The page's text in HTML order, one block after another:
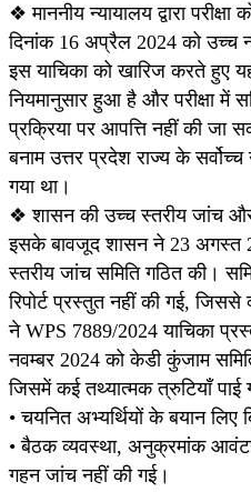
❖ माननीय न्यायालय द्वारा परीक्षा
दिनांक 16 अप्रैल 2024 को उच्च
इस याचिका को खारिज करते हुए
नियमानुसार हुआ है और परीक्षा में
प्रक्रिया पर आपत्ति नहीं की जा
बनाम उत्तर प्रदेश राज्य के
गया था।
❖ शासन की उच्च स्तरीय जांच
इसके बावजूद शासन ने 23 अगस्त
स्तरीय जांच समिति गठित की।
रिपोर्ट प्रस्तुत नहीं की गई, जिससे
ने WPS 7889/2024 याचिका
नवम्बर 2024 को केडी कुंजाम
जिसमें कई तथ्यात्मक त्रुटियाँ पाई
• चयनित अभ्यर्थियों के बयान लिए
• बैठक व्यवस्था, अनुक्रमांक
गहन जांच नहीं की गई।